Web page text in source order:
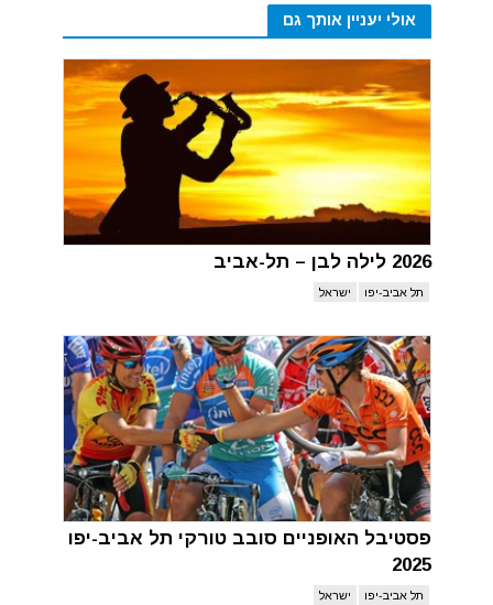
אולי יעניין אותך גם
2026 לילה לבן – תל-אביב
תל אביב-יפו ישראל
פסטיבל האופניים סובב טורקי תל אביב-יפו
2025
תל אביב-יפו ישראל